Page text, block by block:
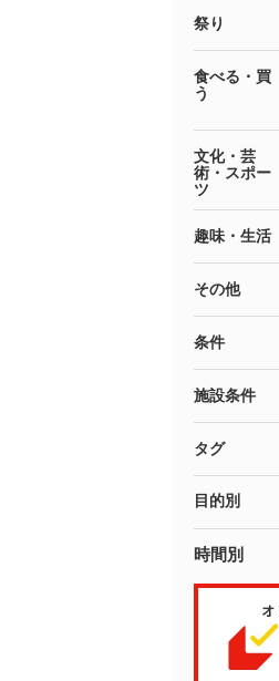
祭り
食べる・買
う
文化・芸
術・スポー
ツ
趣味・生活
その他
条件
施設条件
タグ
目的別
時間別